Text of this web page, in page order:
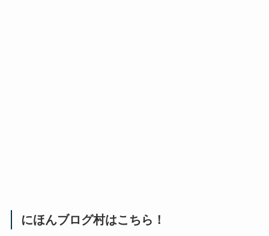
にほんブログ村はこちら！